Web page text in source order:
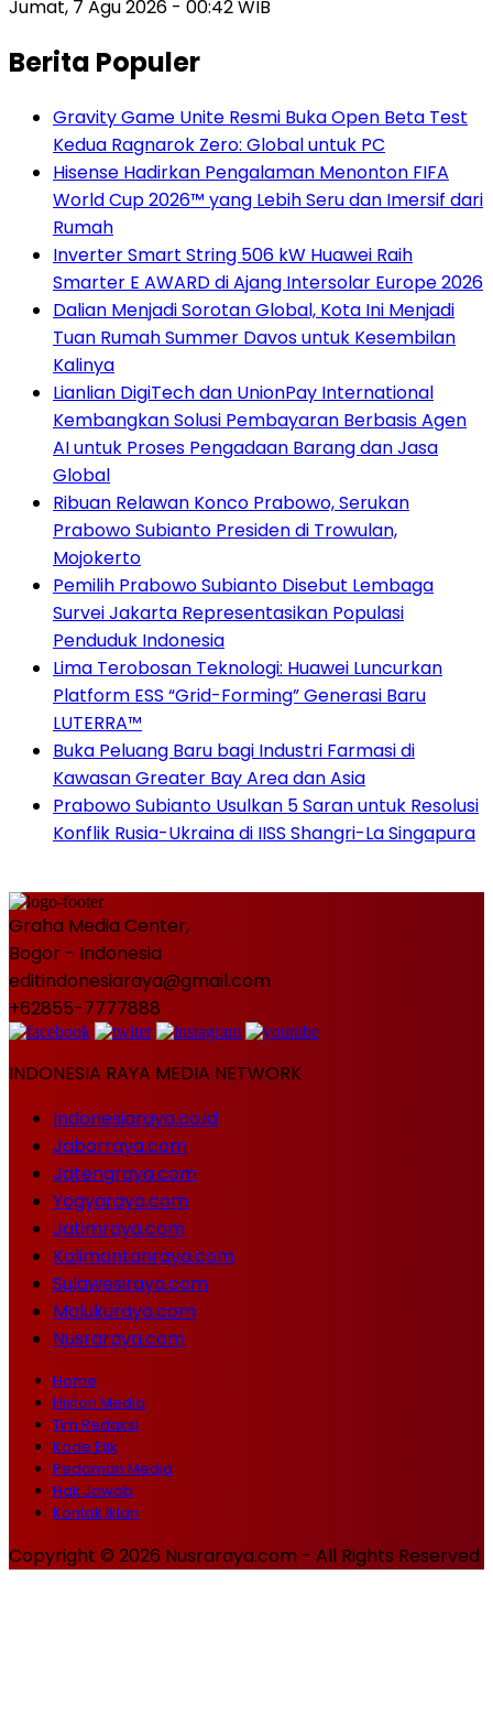
Jumat, 7 Agu 2026 - 00:42 WIB
Berita Populer
Gravity Game Unite Resmi Buka Open Beta Test
Kedua Ragnarok Zero: Global untuk PC
Hisense Hadirkan Pengalaman Menonton FIFA
World Cup 2026™ yang Lebih Seru dan Imersif dari
Rumah
Inverter Smart String 506 kW Huawei Raih
Smarter E AWARD di Ajang Intersolar Europe 2026
Dalian Menjadi Sorotan Global, Kota Ini Menjadi
Tuan Rumah Summer Davos untuk Kesembilan
Kalinya
Lianlian DigiTech dan UnionPay International
Kembangkan Solusi Pembayaran Berbasis Agen
AI untuk Proses Pengadaan Barang dan Jasa
Global
Ribuan Relawan Konco Prabowo, Serukan
Prabowo Subianto Presiden di Trowulan,
Mojokerto
Pemilih Prabowo Subianto Disebut Lembaga
Survei Jakarta Representasikan Populasi
Penduduk Indonesia
Lima Terobosan Teknologi: Huawei Luncurkan
Platform ESS “Grid-Forming” Generasi Baru
LUTERRA™
Buka Peluang Baru bagi Industri Farmasi di
Kawasan Greater Bay Area dan Asia
Prabowo Subianto Usulkan 5 Saran untuk Resolusi
Konflik Rusia-Ukraina di IISS Shangri-La Singapura
Graha Media Center,
Bogor - Indonesia
editindonesiaraya@gmail.com
+62855-7777888
INDONESIA RAYA MEDIA NETWORK
Indonesiaraya.co.id
Jabarraya.com
Jatengraya.com
Yogyaraya.com
Jatimraya.com
Kalimantanraya.com
Sulawesiraya.com
Malukuraya.com
Nusraraya.com
Home
Histori Media
Tim Redaksi
Kode Etik
Pedoman Media
Hak Jawab
Kontak Iklan
Copyright © 2026 Nusraraya.com - All Rights Reserved